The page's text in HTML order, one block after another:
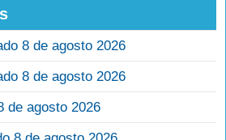
8 de agosto 2026
8 de agosto 2026
de agosto 2026